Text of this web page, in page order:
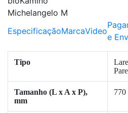
EspecificaçãoMarcaVideo
e
Tipo
Tamanho (L x A x P),
mm